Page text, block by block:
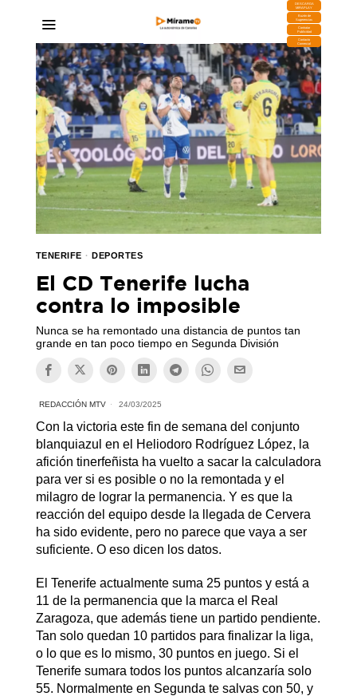
DESCARGA
MIRAPLAY
Buzón de
Sugerencias
Contratar
Publicidad
Contacto
Comercial
TENERIFE · DEPORTES
El CD Tenerife lucha
contra lo imposible
Nunca se ha remontado una distancia de puntos tan
grande en tan poco tiempo en Segunda División
REDACCIÓN MTV 24/03/2025
Con la victoria este fin de semana del conjunto
blanquiazul en el Heliodoro Rodríguez López, la
afición tinerfeñista ha vuelto a sacar la calculadora
para ver si es posible o no la remontada y el
milagro de lograr la permanencia. Y es que la
reacción del equipo desde la llegada de Cervera
ha sido evidente, pero no parece que vaya a ser
suficiente. O eso dicen los datos.
El Tenerife actualmente suma 25 puntos y está a
11 de la permanencia que la marca el Real
Zaragoza, que además tiene un partido pendiente.
Tan solo quedan 10 partidos para finalizar la liga,
o lo que es lo mismo, 30 puntos en juego. Si el
Tenerife sumara todos los puntos alcanzaría solo
55. Normalmente en Segunda te salvas con 50, y